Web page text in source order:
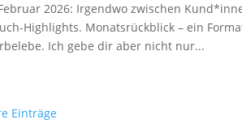
2026: Irgendwo zwischen
Highlights. ​Monatsrückblick – ein
Ich gebe dir aber nicht nur...
Einträge